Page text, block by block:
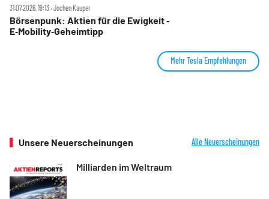
31.07.2026, 19:13 ‧ Jochen Kauper
Börsenpunk: Aktien für die Ewigkeit ‑
E‑Mobility‑Geheimtipp
Mehr Tesla Empfehlungen
Unsere Neuerscheinungen Alle Neuerscheinungen
Milliarden im Weltraum